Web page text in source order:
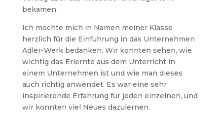
bekamen.
Ich möchte mich in Namen meiner Klasse
herzlich für die Einführung in das Unternehmen
Adler-Werk bedanken. Wir konnten sehen, wie
wichtig das Erlernte aus dem Unterricht in
einem Unternehmen ist und wie man dieses
auch richtig anwendet. Es war eine sehr
inspirierende Erfahrung für jeden einzelnen, und
wir konnten viel Neues dazulernen.